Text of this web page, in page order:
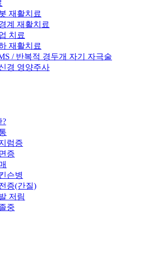
재활치료
계 재활치료
치료
재활치료
/ 반복적 경두개 자기 자극술
경 영양주사
?
럼증
증
슨병
증(간질)
저림
중